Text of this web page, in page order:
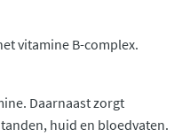
vitamine B-complex.
Daarnaast zorgt
huid en bloedvaten.